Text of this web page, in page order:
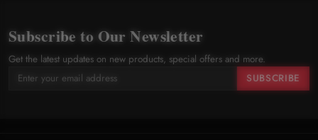
Subscribe to Our Newsletter
Get the latest updates on new products, special offers and more.
SUBSCRIBE